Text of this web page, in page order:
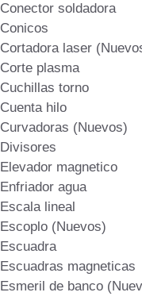
Conector soldadora
Conicos
Cortadora laser
Corte plasma
Cuchillas torno
Cuenta hilo
Curvadoras (Nuevos)
Divisores
Elevador magnetico
Enfriador agua
Escala lineal
Escoplo (Nuevos)
Escuadra
Escuadras magneticas
Esmeril de banco